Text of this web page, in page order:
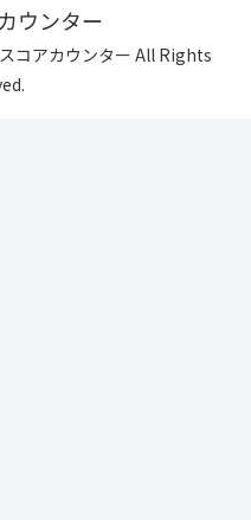
ウンター
コアカウンター All Rights